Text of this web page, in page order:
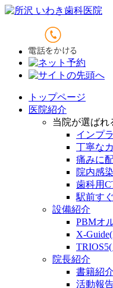
トップページ
医院紹介
当院が選ばれ
インプ
丁寧な
痛みに
院内感
歯科用
駅前す
設備紹介
PBMオ
X-
院長紹介
書籍紹介
活動報